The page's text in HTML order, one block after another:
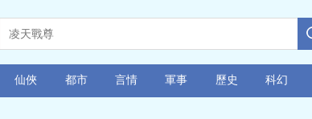
仙俠 都市 言情 軍事 歷史 科幻